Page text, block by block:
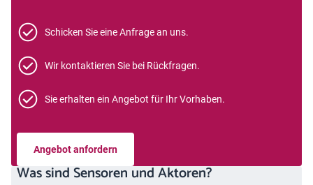
Schicken Sie eine Anfrage an uns.
Wir kontaktieren Sie bei Rückfragen.
Sie erhalten ein Angebot für Ihr Vorhaben.
Angebot anfordern
Was sind Sensoren und Aktoren?